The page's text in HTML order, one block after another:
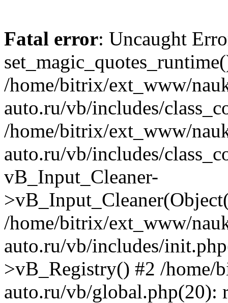
Fatal error: Uncaught
/home/bitrix/ext_www/
auto.ru/vb/includes/
/home/bitrix/ext_www/
auto.ru/vb/includes/
vB_Input_Cleaner-
/home/bitrix/ext_www/
auto.ru/vb/includes/
>vB_Registry() #2 /home/
auto.ru/vb/global.php(20):